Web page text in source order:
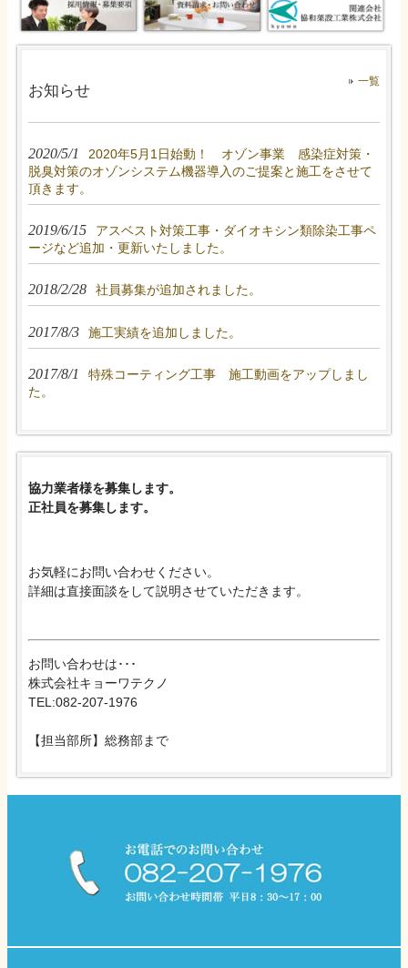
お知らせ
一覧
2020/5/1
2020年5月1日始動！ オゾン事業 感染症対策・
脱臭対策のオゾンシステム機器導入のご提案と施工をさせて
頂きます。
2019/6/15
アスベスト対策工事・ダイオキシン類除染工事ペ
ージなど追加・更新いたしました。
2018/2/28 社員募集が追加されました。
2017/8/3 施工実績を追加しました。
2017/8/1
特殊コーティング工事 施工動画をアップしまし
た。
協力業者様を募集します。
正社員を募集します。
お気軽にお問い合わせください。
詳細は直接面談をして説明させていただきます。
お問い合わせは･･･
株式会社キョーワテクノ
TEL:082-207-1976
【担当部所】総務部まで